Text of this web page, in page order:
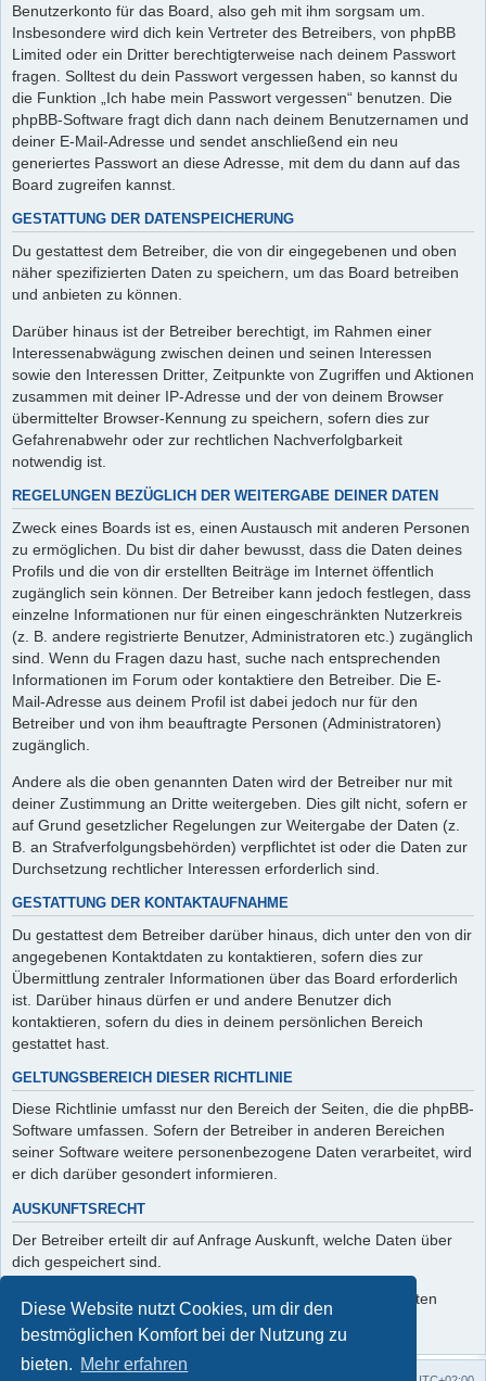
Diese Website nutzt Cookies, um dir den
bestmöglichen Komfort bei der Nutzung zu
bieten. Mehr erfahren
Benutzerkonto für das Board, also geh mit ihm sorgsam um.
Insbesondere wird dich kein Vertreter des Betreibers, von phpBB
Limited oder ein Dritter berechtigterweise nach deinem Passwort
fragen. Solltest du dein Passwort vergessen haben, so kannst du
die Funktion „Ich habe mein Passwort vergessen“ benutzen. Die
phpBB-Software fragt dich dann nach deinem Benutzernamen und
deiner E-Mail-Adresse und sendet anschließend ein neu
generiertes Passwort an diese Adresse, mit dem du dann auf das
Board zugreifen kannst.
GESTATTUNG DER DATENSPEICHERUNG
Du gestattest dem Betreiber, die von dir eingegebenen und oben
näher spezifizierten Daten zu speichern, um das Board betreiben
und anbieten zu können.
Darüber hinaus ist der Betreiber berechtigt, im Rahmen einer
Interessenabwägung zwischen deinen und seinen Interessen
sowie den Interessen Dritter, Zeitpunkte von Zugriffen und Aktionen
zusammen mit deiner IP-Adresse und der von deinem Browser
übermittelter Browser-Kennung zu speichern, sofern dies zur
Gefahrenabwehr oder zur rechtlichen Nachverfolgbarkeit
notwendig ist.
REGELUNGEN BEZÜGLICH DER WEITERGABE DEINER DATEN
Zweck eines Boards ist es, einen Austausch mit anderen Personen
zu ermöglichen. Du bist dir daher bewusst, dass die Daten deines
Profils und die von dir erstellten Beiträge im Internet öffentlich
zugänglich sein können. Der Betreiber kann jedoch festlegen, dass
einzelne Informationen nur für einen eingeschränkten Nutzerkreis
(z. B. andere registrierte Benutzer, Administratoren etc.) zugänglich
sind. Wenn du Fragen dazu hast, suche nach entsprechenden
Informationen im Forum oder kontaktiere den Betreiber. Die E-
Mail-Adresse aus deinem Profil ist dabei jedoch nur für den
Betreiber und von ihm beauftragte Personen (Administratoren)
zugänglich.
Andere als die oben genannten Daten wird der Betreiber nur mit
deiner Zustimmung an Dritte weitergeben. Dies gilt nicht, sofern er
auf Grund gesetzlicher Regelungen zur Weitergabe der Daten (z.
B. an Strafverfolgungsbehörden) verpflichtet ist oder die Daten zur
Durchsetzung rechtlicher Interessen erforderlich sind.
GESTATTUNG DER KONTAKTAUFNAHME
Du gestattest dem Betreiber darüber hinaus, dich unter den von dir
angegebenen Kontaktdaten zu kontaktieren, sofern dies zur
Übermittlung zentraler Informationen über das Board erforderlich
ist. Darüber hinaus dürfen er und andere Benutzer dich
kontaktieren, sofern du dies in deinem persönlichen Bereich
gestattet hast.
GELTUNGSBEREICH DIESER RICHTLINIE
Diese Richtlinie umfasst nur den Bereich der Seiten, die die phpBB-
Software umfassen. Sofern der Betreiber in anderen Bereichen
seiner Software weitere personenbezogene Daten verarbeitet, wird
er dich darüber gesondert informieren.
AUSKUNFTSRECHT
Der Betreiber erteilt dir auf Anfrage Auskunft, welche Daten über
dich gespeichert sind.
Du kannst jederzeit die Löschung bzw. Sperrung deiner Daten
verlangen. Kontaktiere hierzu bitte den Betreiber.